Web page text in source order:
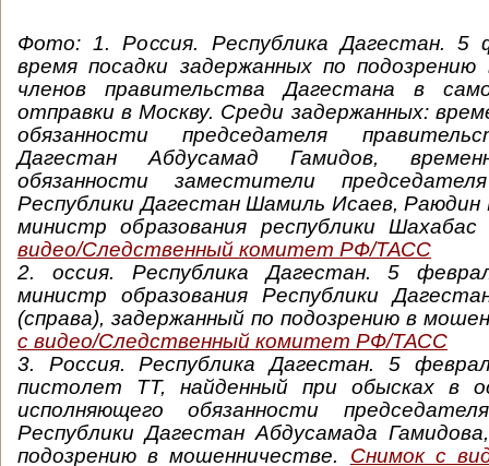
Фото: 1. Россия. Республика Дагестан. 5
время посадки задержанных по
членов правительства Дагестана в
отправки в Москву. Среди задержанных:
обязанности председателя
Дагестан Абдусамад Гамидов,
обязанности заместители
Республики Дагестан Шамиль Исаев,
министр образования республики
видео/Следственный комитет РФ/ТАСС
2. оссия. Республика Дагестан. 5
министр образования Республики
(справа), задержанный по подозрению в
с видео/Следственный комитет РФ/ТАСС
3. Россия. Республика Дагестан. 5
пистолет ТТ, найденный при обысках в
исполняющего обязанности
Республики Дагестан Абдусамада
подозрению в мошенничестве. Снимок с